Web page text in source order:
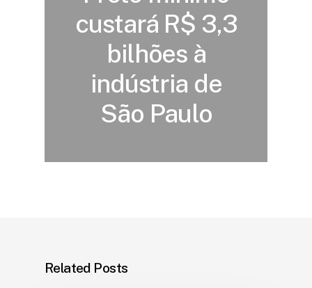
custará R$ 3,3
bilhões à
indústria de
São Paulo
Related Posts